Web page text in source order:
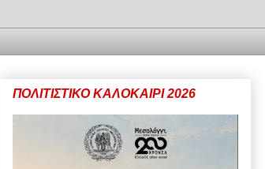
ΠΟΛΙΤΙΣΤΙΚΟ ΚΑΛΟΚΑΙΡΙ 2026